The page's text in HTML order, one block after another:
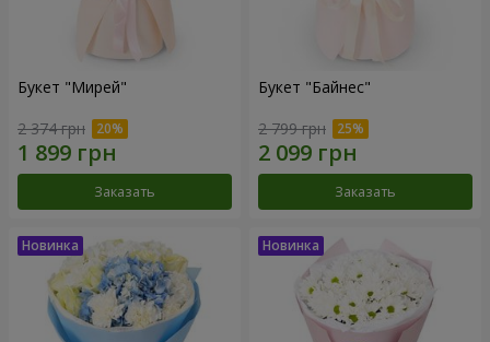
Букет "Мирей"
2 374 грн
Заказать
Букет "Байнес"
2 799 грн
Заказать